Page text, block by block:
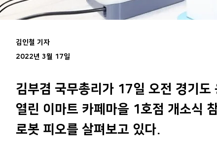
김인철 기자
2022년 3월 17일
김부겸 국무총리가 17일 오전 경기도
열린 이마트 카페마을 1호점 개소식
로봇 피오를 살펴보고 있다.